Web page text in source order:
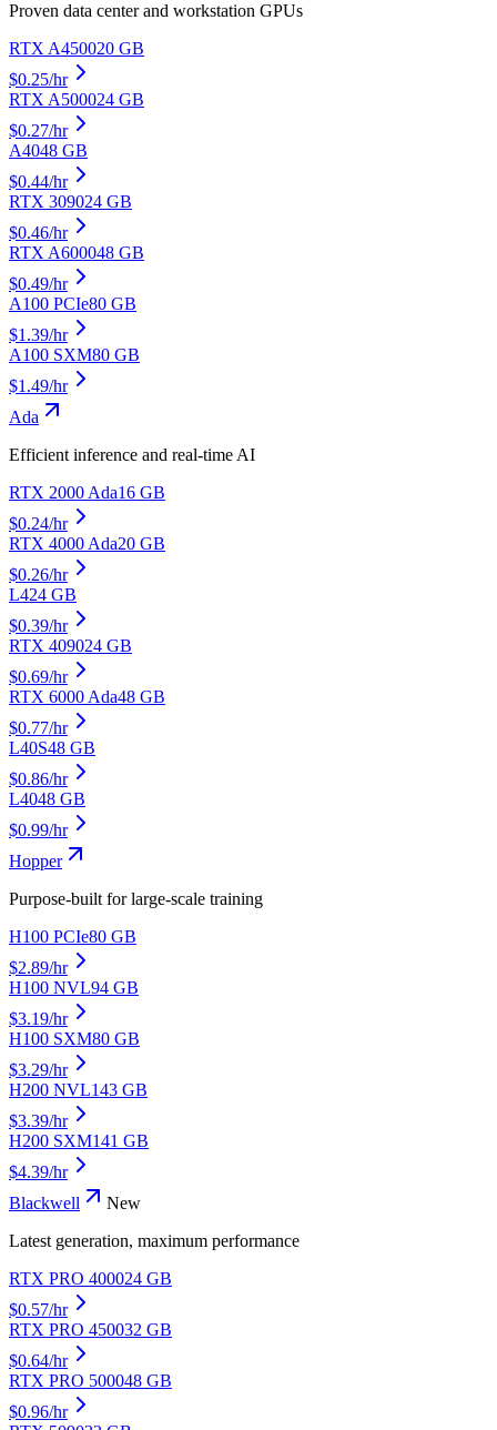
Proven data center and workstation GPUs
RTX A450020 GB
$0.25/hr
RTX A500024 GB
$0.27/hr
A4048 GB
$0.44/hr
RTX 309024 GB
$0.46/hr
RTX A600048 GB
$0.49/hr
A100 PCIe80 GB
$1.39/hr
A100 SXM80 GB
$1.49/hr
Ada
Efficient inference and real-time AI
RTX 2000 Ada16 GB
$0.24/hr
RTX 4000 Ada20 GB
$0.26/hr
L424 GB
$0.39/hr
RTX 409024 GB
$0.69/hr
RTX 6000 Ada48 GB
$0.77/hr
L40S48 GB
$0.86/hr
L4048 GB
$0.99/hr
Hopper
Purpose-built for large-scale training
H100 PCIe80 GB
$2.89/hr
H100 NVL94 GB
$3.19/hr
H100 SXM80 GB
$3.29/hr
H200 NVL143 GB
$3.39/hr
H200 SXM141 GB
$4.39/hr
Blackwell
New
Latest generation, maximum performance
RTX PRO 400024 GB
$0.57/hr
RTX PRO 450032 GB
$0.64/hr
RTX PRO 500048 GB
$0.96/hr